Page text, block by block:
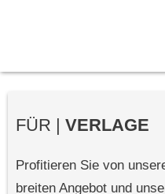
FÜR | VERLAGE
Profitieren Sie von
breiten Angebot und